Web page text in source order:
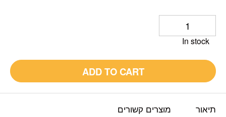
In stock
ADD TO CART
תיאור מוצרים קשורים